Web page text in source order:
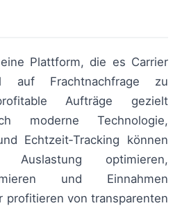
Plattform, die es Carrier
auf Frachtnachfrage zu
Aufträge gezielt
moderne Technologie,
Echtzeit‑Tracking können
Auslastung optimieren,
und Einnahmen
profitieren von transparenten